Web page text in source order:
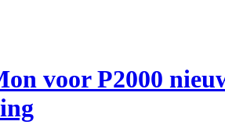
voor P2000